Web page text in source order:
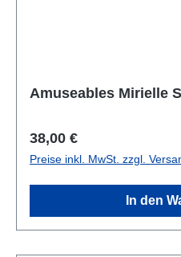
Amuseables Mirielle
Regulärer Preis:
38,00 €
Preise inkl. MwSt. zzgl.
In den